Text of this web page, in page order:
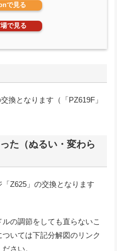
で見る
で見る
換となります（「PZ619F」
た（ぬるい・変わら
Z625」の交換となります
の調節をしても直らないこ
いては下記分解図のリンク
さい。